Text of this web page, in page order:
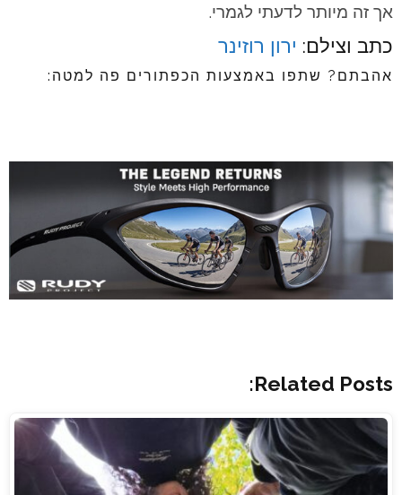
אך זה מיותר לדעתי לגמרי.
כתב וצילם: ירון רוזינר
אהבתם? שתפו באמצעות הכפתורים פה למטה:
Related Posts: